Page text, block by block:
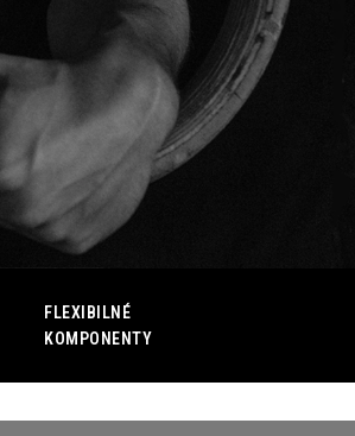
FLEXIBILNÉ
KOMPONENTY